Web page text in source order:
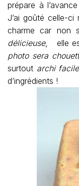
prépare à
J’ai goûté celle-
charme car
délicieuse, elle
photo sera
surtout archi
d’ingrédients !